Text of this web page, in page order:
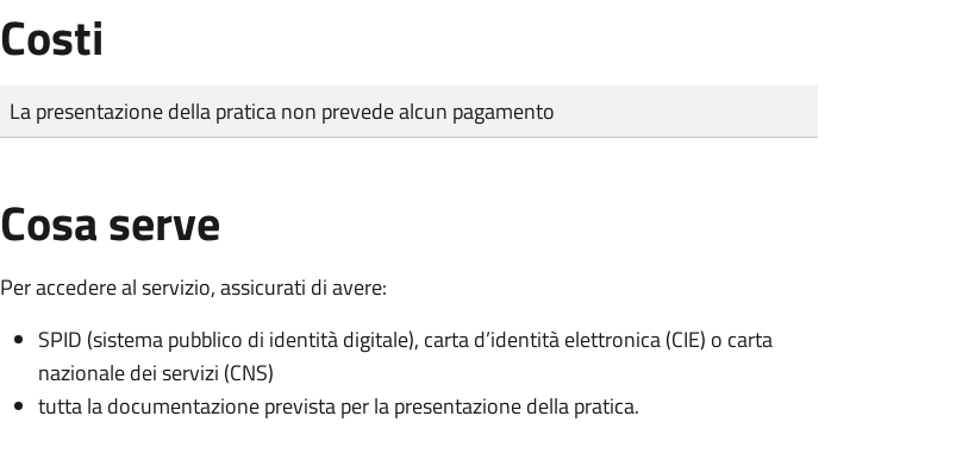
Costi
Tipo di pagamento
Importo
La presentazione della pratica non prevede alcun pagamento
Cosa serve
Per accedere al servizio, assicurati di avere:
SPID (sistema pubblico di identità digitale), carta d’identità elettronica (CIE) o carta
nazionale dei servizi (CNS)
tutta la documentazione prevista per la presentazione della pratica.